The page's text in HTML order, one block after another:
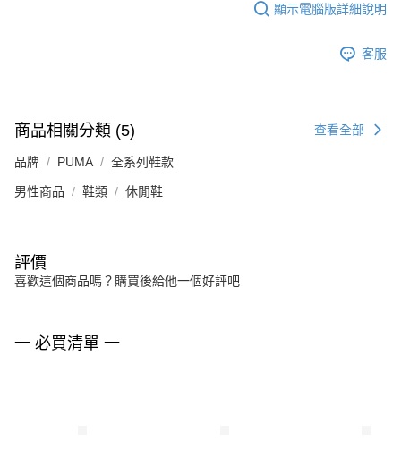
顯示電腦版詳細說明
客服
商品相關分類 (5) 查看全部
品牌 PUMA 全系列鞋款
男性商品 鞋類 休閒鞋
評價
喜歡這個商品嗎？購買後給他一個好評吧
一 必買清單 一